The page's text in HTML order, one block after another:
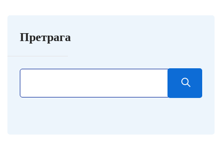
Претрага